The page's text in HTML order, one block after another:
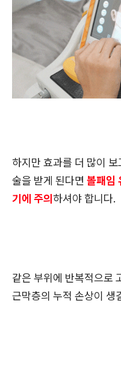
하지만 효과를 더 많이
술을 받게 된다면 볼패임
기에 주의하셔야 합니다.
같은 부위에 반복적으로
근막층의 누적 손상이 생